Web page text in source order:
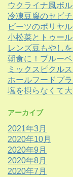
ウクライナ風ボ
冷凍豆腐のセビチ
ビーツのポリヤ
小松菜とトゥー
レンズ豆もやし
朝食に！ブルー
ミックスピクル
ホールフードプ
塩を摂らなくて大
アーカイブ
2021年3月
2020年10月
2020年9月
2020年8月
2020年7月